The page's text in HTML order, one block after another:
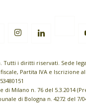
Tutti i diritti riservati. Sede
Partita IVA e Iscrizione
di Milano n. 76 del 5.3.2014
di Bologna n. 4272 del 7/